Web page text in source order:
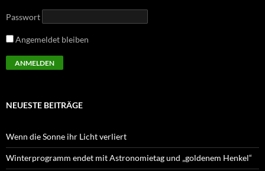
Passwort
Angemeldet bleiben
NEUESTE BEITRÄGE
Wenn die Sonne ihr Licht verliert
Winterprogramm endet mit Astronomietag und „goldenem Henkel“